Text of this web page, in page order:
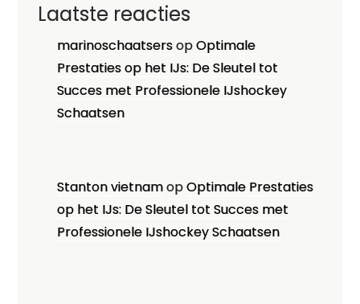
Laatste reacties
marinoschaatsersopOptimale
Prestaties op het IJs: De Sleutel tot
Succes met Professionele IJshockey
Schaatsen
Stanton vietnamopOptimale Prestaties
op het IJs: De Sleutel tot Succes met
Professionele IJshockey Schaatsen